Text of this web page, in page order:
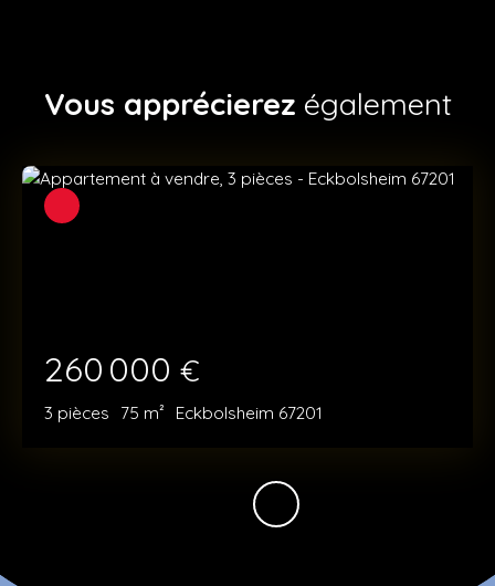
Vous apprécierez également
260 000 €
3 pièces 75 m² Eckbolsheim 67201